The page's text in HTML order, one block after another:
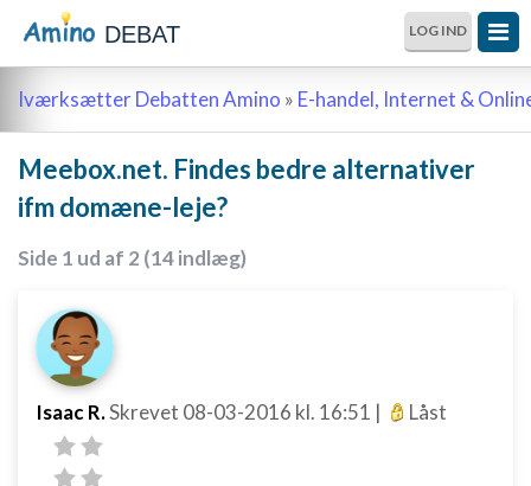
DEBAT LOG IND
Iværksætter Debatten Amino » E-handel, Internet &
Meebox.net. Findes bedre alternativer
ifm domæne-leje?
Side 1 ud af 2 (14 indlæg)
Isaac R.Skrevet 08-03-2016 kl. 16:51 | Låst